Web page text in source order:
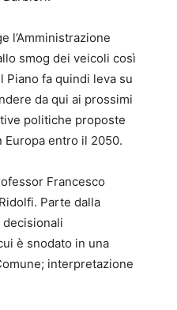
l’Amministrazione
smog dei veicoli così
Piano fa quindi leva su
da qui ai prossimi
politiche proposte
entro il 2050.
Francesco
Parte dalla
è snodato in una
interpretazione